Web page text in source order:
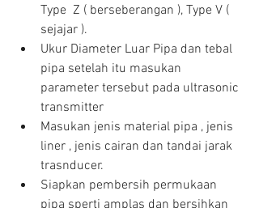
Type  Z ( berseberangan ), Type V (
sejajar ).
Ukur Diameter Luar Pipa dan tebal
pipa setelah itu masukan
parameter tersebut pada ultrasonic
transmitter
Masukan jenis material pipa , jenis
liner , jenis cairan dan tandai jarak
trasnducer.
Siapkan pembersih permukaan
pipa sperti amplas dan bersihkan